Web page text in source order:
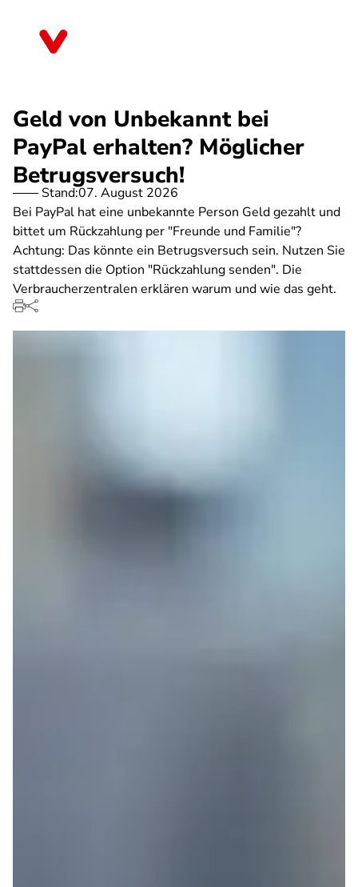
Geld von Unbekannt bei
PayPal erhalten? Möglicher
Betrugsversuch!
Stand:07. August 2026
Bei PayPal hat eine unbekannte Person Geld gezahlt und
bittet um Rückzahlung per "Freunde und Familie"?
Achtung: Das könnte ein Betrugsversuch sein. Nutzen Sie
stattdessen die Option "Rückzahlung senden". Die
Verbraucherzentralen erklären warum und wie das geht.